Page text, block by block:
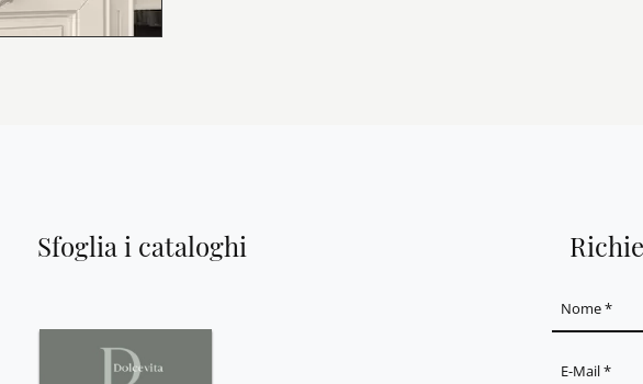
Sfoglia i cataloghi